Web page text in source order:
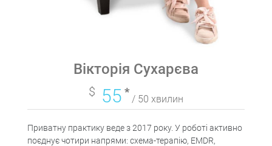
Вікторія Сухарєва
$ 55*
/ 50 хвилин
Приватну практику веде з 2017 року. У роботі активно
поєднує чотири напрями: схема-терапію, EMDR,